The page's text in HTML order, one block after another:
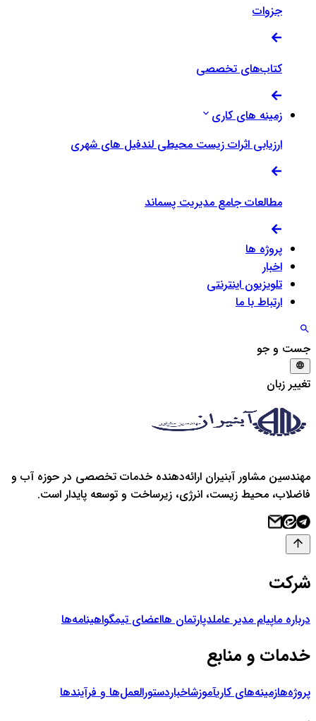
جزوات
کتاب‌های تخصصی
زمینه های کاری
ارزیابی اثرات زیست محیطی لندفیل های شهری
مطالعات جامع مدیریت پسماند
پروژه ها
اخبار
تلویزیون اینترنتی
ارتباط با ما
جست و جو
تغییر زبان
مهندسین مشاور آبنیران ارائه‌دهنده خدمات تخصصی در حوزه آب و
فاضلاب، محیط زیست، انرژی، زیرساخت و توسعه پایدار است.
شرکت
درباره ماپیام مدیر عاملدپارتمان هااعضای تیمگواهینامه‌ها
خدمات و منابع
پروژه‌هازمینه‌های کاریآموزشاخباردستورالعمل‌ها و فرآیندها